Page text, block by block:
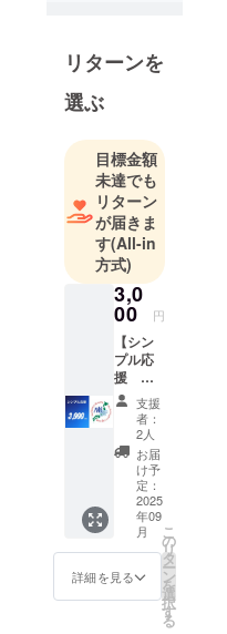
リターンを
選ぶ
目標金額
未達でも
リターン
が届きま
す(All-in
方式)
3,0
00 円
【シン
プル応
援
3,000
円】 全
日本大
会終了
後(9/14
以降)
に、大
会写真
付きの
お礼
メッ
セージ
をメー
支援
者：
2人
お届
け予
定：
2025
年09
月
詳細を見る
こ
の
リ
タ
ー
ン
を
選
択
す
る